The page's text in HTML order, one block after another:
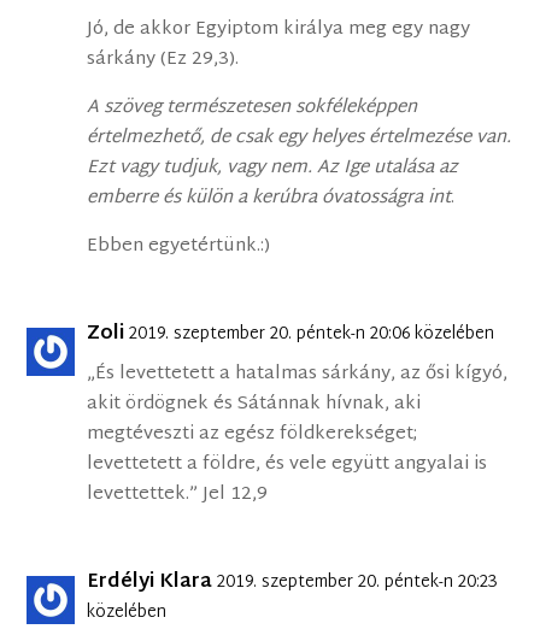
Jó, de akkor Egyiptom királya meg egy nagy
sárkány (Ez 29,3).
A szöveg természetesen sokféleképpen
értelmezhető, de csak egy helyes értelmezése van.
Ezt vagy tudjuk, vagy nem. Az Ige utalása az
emberre és külön a kerúbra óvatosságra int.
Ebben egyetértünk.:)
Zoli2019. szeptember 20. péntek-n 20:06 közelében
„És levettetett a hatalmas sárkány, az ősi kígyó,
akit ördögnek és Sátánnak hívnak, aki
megtéveszti az egész földkerekséget;
levettetett a földre, és vele együtt angyalai is
levettettek.” Jel 12,9
Erdélyi Klara2019. szeptember 20. péntek-n 20:23
közelében